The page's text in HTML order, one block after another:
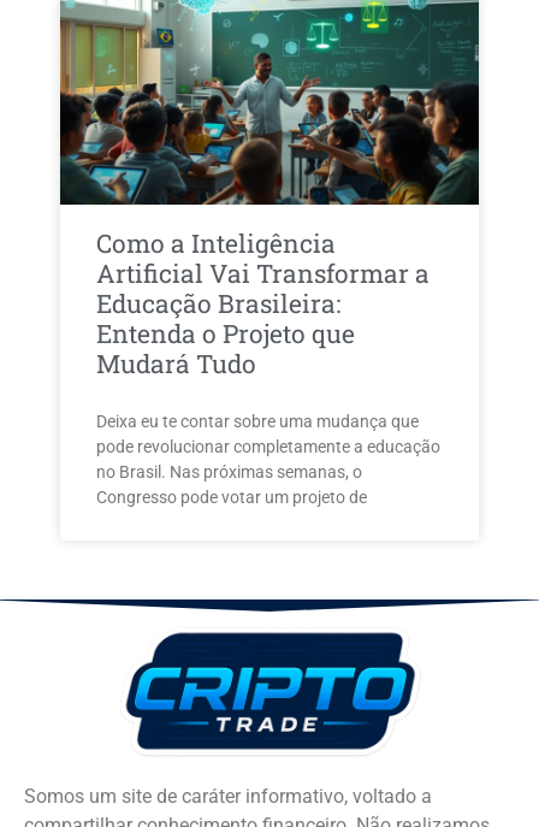
Como a Inteligência
Artificial Vai Transformar a
Educação Brasileira:
Entenda o Projeto que
Mudará Tudo
Deixa eu te contar sobre uma mudança que
pode revolucionar completamente a educação
no Brasil. Nas próximas semanas, o
Congresso pode votar um projeto de
Somos um site de caráter informativo, voltado a